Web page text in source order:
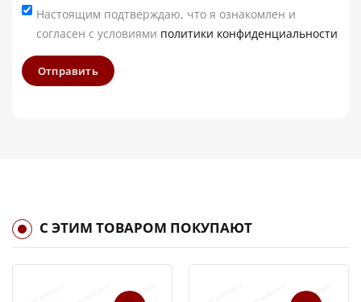
Настоящим подтверждаю, что я ознакомлен и
согласен с условиями политики конфиденциальности
Отправить
С ЭТИМ ТОВАРОМ ПОКУПАЮТ